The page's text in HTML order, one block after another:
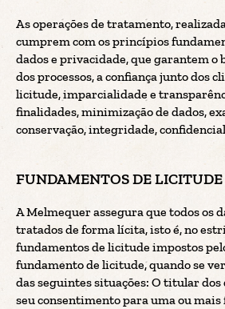
As operações de tratamento,
cumprem com os princípios
dados e privacidade, que garantem o
dos processos, a confiança junto dos
licitude, imparcialidade e
finalidades, minimização de dados,
conservação, integridade,
FUNDAMENTOS DE LICITUDE
A Melmequer assegura que todos os
tratados de forma lícita, isto é, no
fundamentos de licitude impostos
fundamento de licitude, quando se
das seguintes situações: O titular dos
seu consentimento para uma ou mais